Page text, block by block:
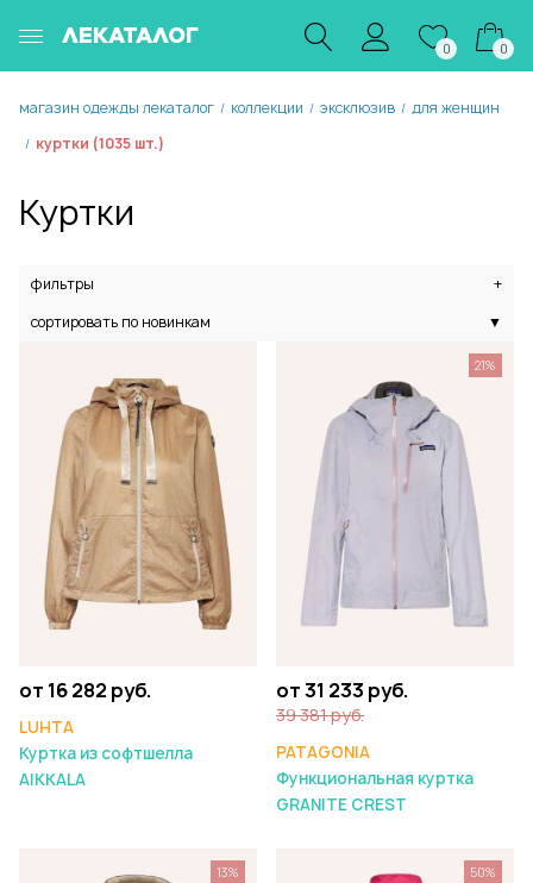
ЛЕКАТАЛОГ
0 0
магазин одежды лекаталог / коллекции / эксклюзив / для женщин
/ куртки (1035 шт.)
Куртки
фильтры
+
сортировать по новинкам
▼
от 16 282 руб.
LUHTA
Куртка из софтшелла
AIKKALA
от 31 233 руб.
39 381 руб.
PATAGONIA
Функциональная куртка
GRANITE CREST
21%
13% 50%